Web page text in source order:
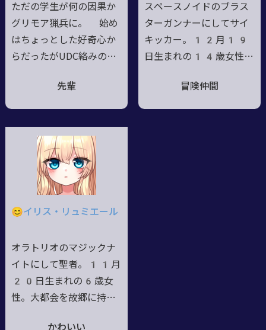
ただの学生が何の因果か
グリモア猟兵に。 始め
はちょっとした好奇心か
らだったがUDC絡みの事
覗いてしまい常識や平穏
な日常は音を立てて崩れ
も、その後もUDC絡みの
事件に何度も関わる羽目
に。 偶然と機転、手に
入れたアーティファクト
の刀の力もあり今まで生
しまい本人の希望とは裏
腹に平穏な日常は遠のく
ばかり…。
先輩
スペースノイドのブラス
ターガンナーにしてサイ
キッカー。12月19
日生まれの14歳女性。
冒険仲間
😊イリス・リュミエール
オラトリオのマジックナ
イトにして聖者。11月
20日生まれの6歳女
性。大都会を故郷に持つ
かわいい